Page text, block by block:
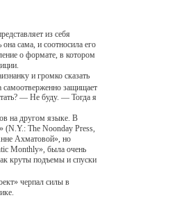
из себя
сама, и соотносила его
о формате, в котором
и громко сказать
самоотверженно защищает
— Не буду. — Тогда я
на другом языке. В
(N.Y.: The Noonday Press,
Ахматовой», но
Monthly», была очень
круты подъемы и спуски
черпал силы в